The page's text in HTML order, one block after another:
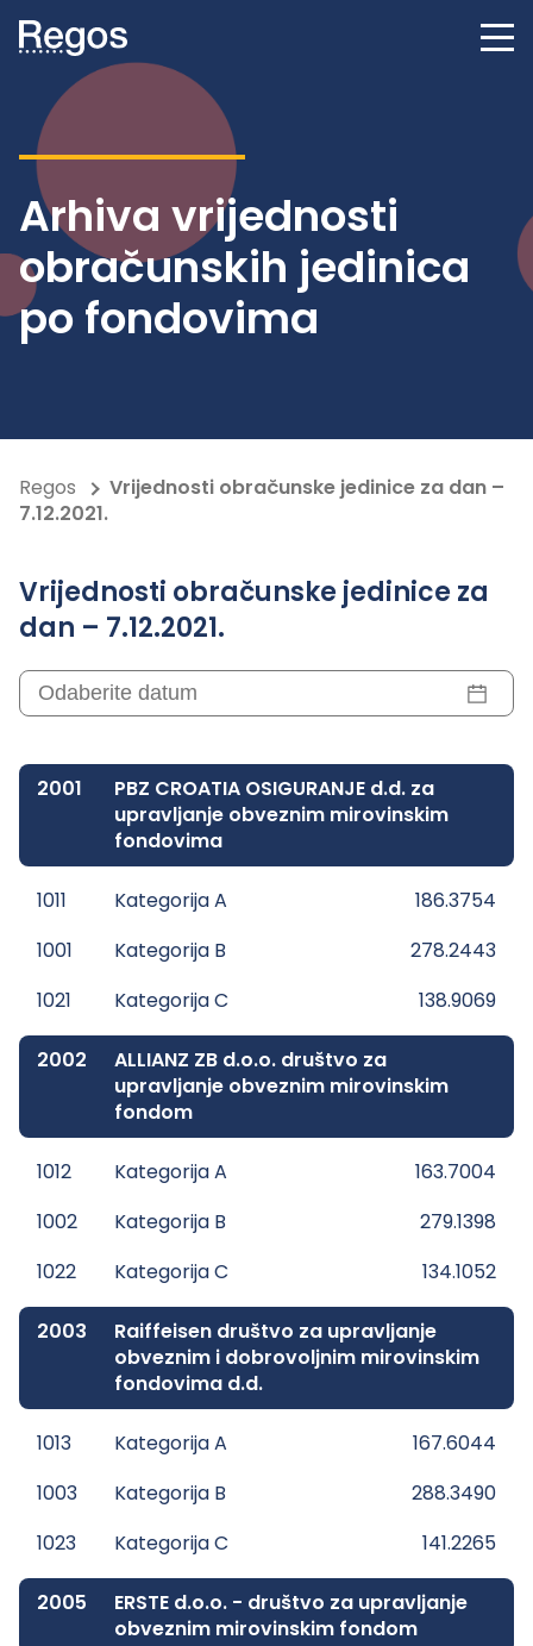
Arhiva vrijednosti
obračunskih jedinica
po fondovima
Regos
Vrijednosti obračunske jedinice za dan –
7.12.2021.
Vrijednosti obračunske jedinice za
dan – 7.12.2021.
2001
PBZ CROATIA OSIGURANJE d.d. za
upravljanje obveznim mirovinskim
fondovima
1011 Kategorija A
186.3754
1001
Kategorija B
278.2443
1021
Kategorija C 138.9069
2002
ALLIANZ ZB d.o.o. društvo za
upravljanje obveznim mirovinskim
fondom
1012 Kategorija A
163.7004
1002
Kategorija B
279.1398
1022
Kategorija C 134.1052
2003
Raiffeisen društvo za upravljanje
obveznim i dobrovoljnim mirovinskim
fondovima d.d.
1013 Kategorija A
167.6044
1003
Kategorija B
288.3490
1023
Kategorija C 141.2265
2005
ERSTE d.o.o. - društvo za upravljanje
obveznim mirovinskim fondom